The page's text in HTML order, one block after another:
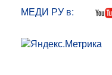
МЕДИ РУ в: